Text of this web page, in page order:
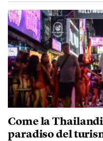
Come la
paradiso del